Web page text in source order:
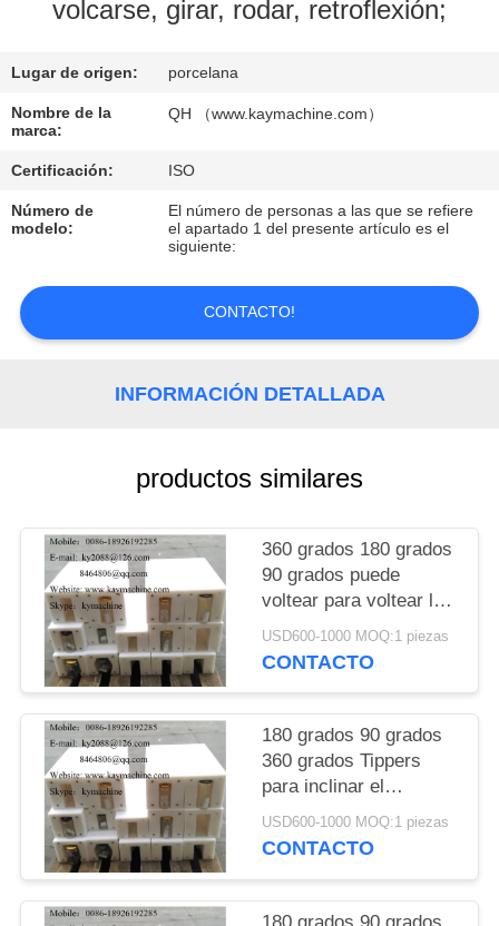
DE
CALIDAD
SOLICITAR
COTIZACIÓN
SITIO
PRIVACY
POLICY
volcarse, girar, rodar, retroflexión;
Lugar de origen: porcelana
Nombre de la
marca:
QH （www.kaymachine.com）
Certificación: ISO
Número de
modelo:
El número de personas a las que se refiere
el apartado 1 del presente artículo es el
siguiente:
CONTACTO!
INFORMACIÓN DETALLADA
productos similares
360 grados 180 grados
90 grados puede
voltear para voltear las
latas 180 grados 90
grados Tippers para
USD600-1000 MOQ:1 piezas
CONTACTO
180 grados 90 grados
360 grados Tippers
para inclinar el
aluminio de acero
puede tener una caja
dispositivo de giro
USD600-1000 MOQ:1 piezas
CONTACTO
180 grados 90 grados